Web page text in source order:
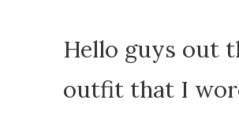
Hello guys out
outfit that I